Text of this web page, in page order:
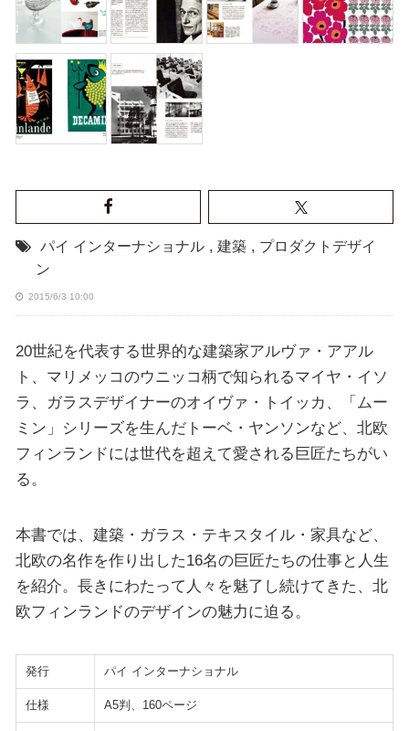
パイ インターナショナル , 建築 , プロダクトデザイ
ン
2015/6/3 10:00
20世紀を代表する世界的な建築家アルヴァ・アアル
ト、マリメッコのウニッコ柄で知られるマイヤ・イソ
ラ、ガラスデザイナーのオイヴァ・トイッカ、「ムー
ミン」シリーズを生んだトーベ・ヤンソンなど、北欧
フィンランドには世代を超えて愛される巨匠たちがい
る。
本書では、建築・ガラス・テキスタイル・家具など、
北欧の名作を作り出した16名の巨匠たちの仕事と人生
を紹介。長きにわたって人々を魅了し続けてきた、北
欧フィンランドのデザインの魅力に迫る。
発行 パイ インターナショナル
仕様 A5判、160ページ